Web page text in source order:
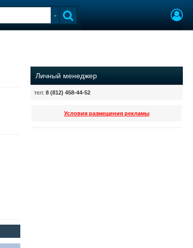
Личный менеджер
тел: 8 (812) 458-44-52
Условия размещения рекламы